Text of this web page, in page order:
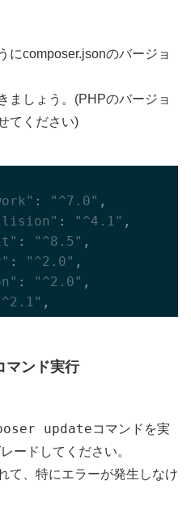
にcomposer.jsonのバージョ
ましょう。(PHPのバージョ
てください)
: "^7.0"
: "^4.1"
: "^8.5"
: "^2.0"
: "^2.0"
ンド実行
updateコマンドを実
ードしてください。
て、特にエラーが発生しなけ